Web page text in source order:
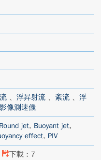
、 浮昇射流 、 紊流 、 浮
像測速儀
Round jet, Buoyant jet,
effect, PIV
下載：7